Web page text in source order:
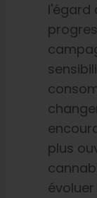
l'égard
plus